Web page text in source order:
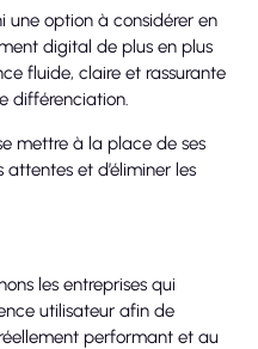
une option à considérer en
digital de plus en plus
fluide, claire et rassurante
différenciation.
mettre à la place de ses
et d’éliminer les
les entreprises qui
utilisateur afin de
performant et au